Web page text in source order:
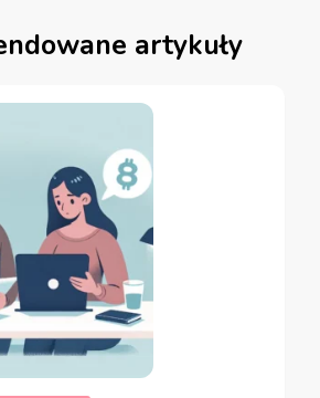
artykuły